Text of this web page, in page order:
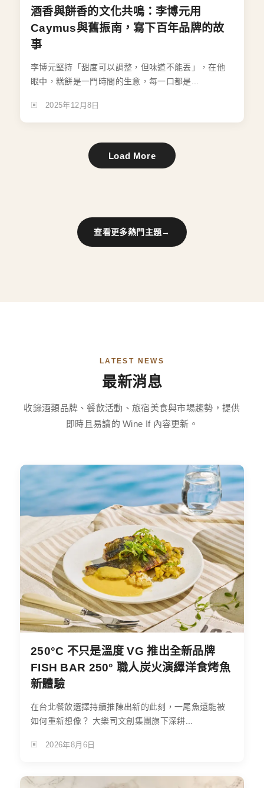
酒香與餅香的文化共鳴：李博元用
Caymus與舊振南，寫下百年品牌的故
事
李博元堅持「甜度可以調整，但味道不能丟」，在他
眼中，糕餅是一門時間的生意，每一口都是...
2025年12月8日
Load More
查看更多熱門主題→
LATEST NEWS
最新消息
收錄酒類品牌、餐飲活動、旅宿美食與市場趨勢，提供
即時且易讀的 Wine If 內容更新。
250°C 不只是溫度 VG 推出全新品牌
FISH BAR 250° 職人炭火演繹洋食烤魚
新體驗
在台北餐飲選擇持續推陳出新的此刻，一尾魚還能被
如何重新想像？ 大樂司文創集團旗下深耕...
2026年8月6日